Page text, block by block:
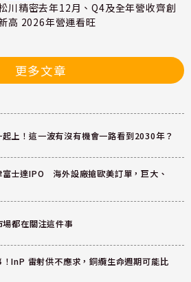
川精密去年12月、Q4及全年營收齊創
高 2026年營運看旺
更多文章
上！這一波有沒有機會一路看到2030年？
富士達IPO 海外設廠搶歐美訂單，巨大、
都在關注這件事
InP 雷射供不應求，銅纜生命週期可能比